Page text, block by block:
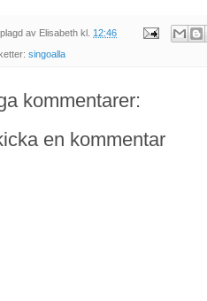
av Elisabeth kl. 12:46
singoalla
kommentarer:
en kommentar